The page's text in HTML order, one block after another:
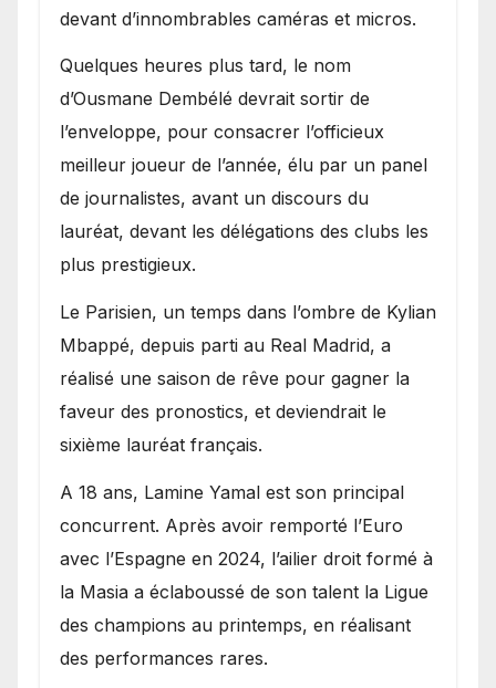
devant d’innombrables caméras et micros.
Quelques heures plus tard, le nom
d’Ousmane Dembélé devrait sortir de
l’enveloppe, pour consacrer l’officieux
meilleur joueur de l’année, élu par un panel
de journalistes, avant un discours du
lauréat, devant les délégations des clubs les
plus prestigieux.
Le Parisien, un temps dans l’ombre de Kylian
Mbappé, depuis parti au Real Madrid, a
réalisé une saison de rêve pour gagner la
faveur des pronostics, et deviendrait le
sixième lauréat français.
A 18 ans, Lamine Yamal est son principal
concurrent. Après avoir remporté l’Euro
avec l’Espagne en 2024, l’ailier droit formé à
la Masia a éclaboussé de son talent la Ligue
des champions au printemps, en réalisant
des performances rares.